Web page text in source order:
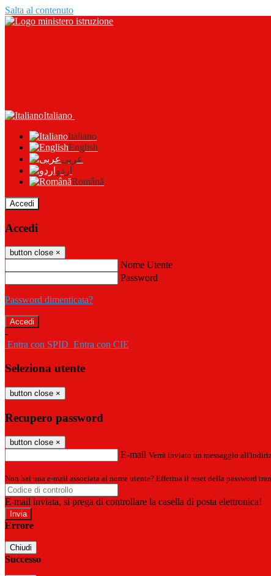
Salta al contenuto
Italiano
Italiano
English
عربى
اردو
Română
Accedi
Accedi
button close ×
Nome Utente
Password
Password dimenticata?
-
Entra con SPID Entra con CIE
Seleziona utente
button close ×
Recupero password
button close ×
E-mail Verrà inviato un messaggio
Non hai una e-mail associata al nome utente? Effettua il reset della password
E-mail inviata, si prega di controllare la casella di posta elettronica!
Errore
Chiudi
Successo